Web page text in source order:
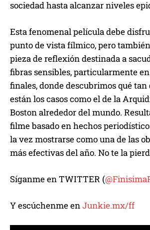
sociedad hasta alcanzar niveles
Esta fenomenal película debe
punto de vista fílmico, pero
pieza de reflexión destinada a
fibras sensibles, particularmente
finales, donde descubrimos qué
están los casos como el de la
Boston alrededor del mundo.
filme basado en hechos
la vez mostrarse como una de las
más efectivas del año. No te la
Sí­ganme en TWITTER (
Y escúchenme enJunkie.mx/ff